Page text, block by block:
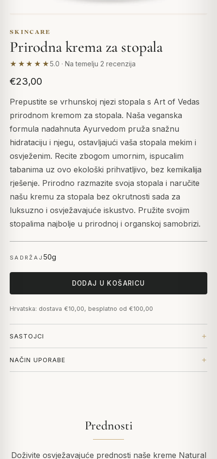
SKINCARE
Prirodna krema za stopala
★★★★★5.0 · Na temelju 2 recenzija
€23,00
Prepustite se vrhunskoj njezi stopala s Art of Vedas
prirodnom kremom za stopala. Naša veganska
formula nadahnuta Ayurvedom pruža snažnu
hidrataciju i njegu, ostavljajući vaša stopala mekim i
osvježenim. Recite zbogom umornim, ispucalim
tabanima uz ovo ekološki prihvatljivo, bez kemikalija
rješenje. Prirodno razmazite svoja stopala i naručite
našu kremu za stopala bez okrutnosti sada za
luksuzno i osvježavajuće iskustvo. Pružite svojim
stopalima najbolje u prirodnoj i organskoj samobrizi.
SADRŽAJ 50g
DODAJ U KOŠARICU
Hrvatska: dostava €10,00, besplatno od €100,00
SASTOJCI
NAČIN UPORABE
Prednosti
Doživite osvježavajuće prednosti naše kreme Natural